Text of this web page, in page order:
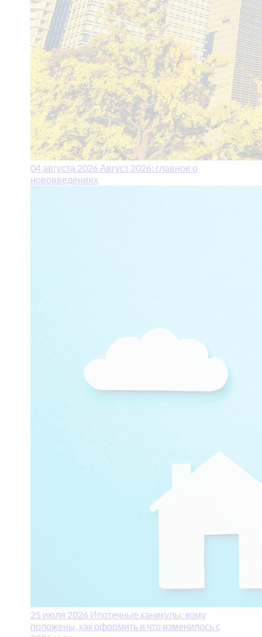
04 августа 2026 Август 2026: главное о
нововведениях
25 июля 2026 Ипотечные каникулы: кому
положены, как оформить и что изменилось с